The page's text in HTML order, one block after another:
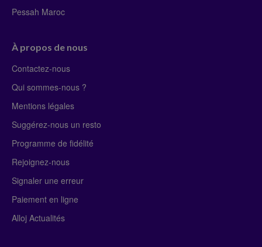
Pessah Maroc
À propos de nous
Contactez-nous
Qui sommes-nous ?
Mentions légales
Suggérez-nous un resto
Programme de fidélité
Rejoignez-nous
Signaler une erreur
Paiement en ligne
Alloj Actualités